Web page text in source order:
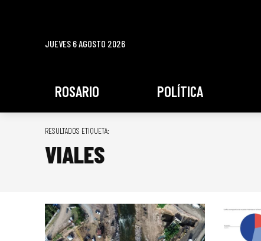
JUEVES 6 AGOSTO 2026
ROSARIO POLÍTICA
RESULTADOS ETIQUETA:
VIALES